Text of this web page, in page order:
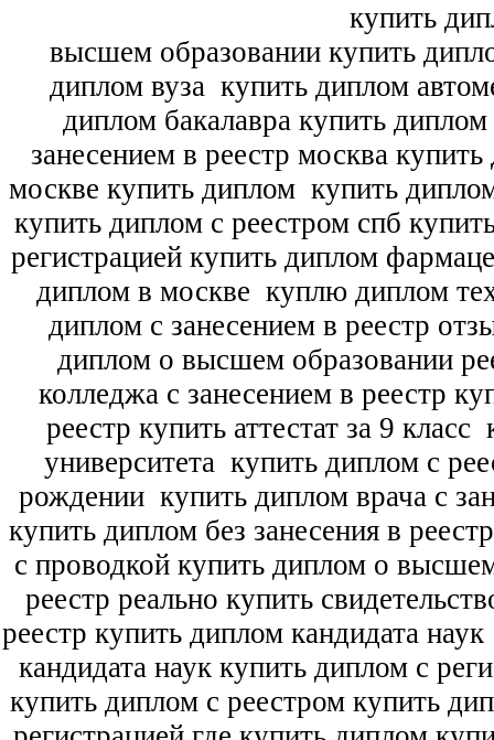
купить
высшем образовании купить
диплом вуза купить диплом
диплом бакалавра купить
занесением в реестр москва
москве купить диплом купить
купить диплом с реестром спб
регистрацией купить диплом
диплом в москве куплю диплом
диплом с занесением в реестр
диплом о высшем образовании
колледжа с занесением в реестр
реестр купить аттестат за 9 класс
университета купить диплом с
рождении купить диплом врача с
купить диплом без занесения в
с проводкой купить диплом о
реестр реально купить
реестр купить диплом кандидата наук
кандидата наук купить диплом с
купить диплом с реестром купить